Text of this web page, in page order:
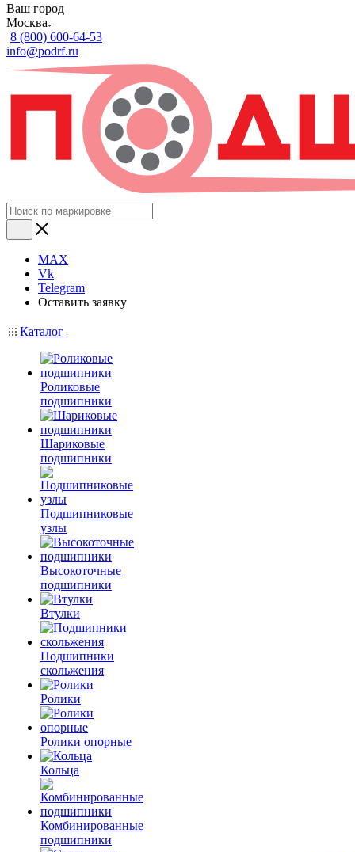
Ваш город
Москва
8 (800) 600-64-53
info@podrf.ru
MAX
Vk
Telegram
Оставить заявку
Каталог
Роликовые
подшипники
Шариковые
подшипники
Подшипниковые
узлы
Высокоточные
подшипники
Втулки
Подшипники
скольжения
Ролики
Ролики опорные
Кольца
Комбинированные
подшипники